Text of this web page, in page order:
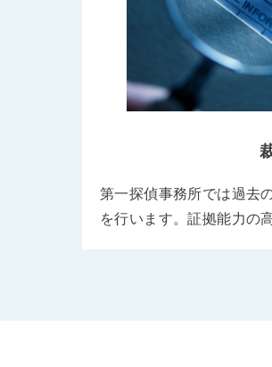
第一探偵事務所では過去
を行います。証拠能力の